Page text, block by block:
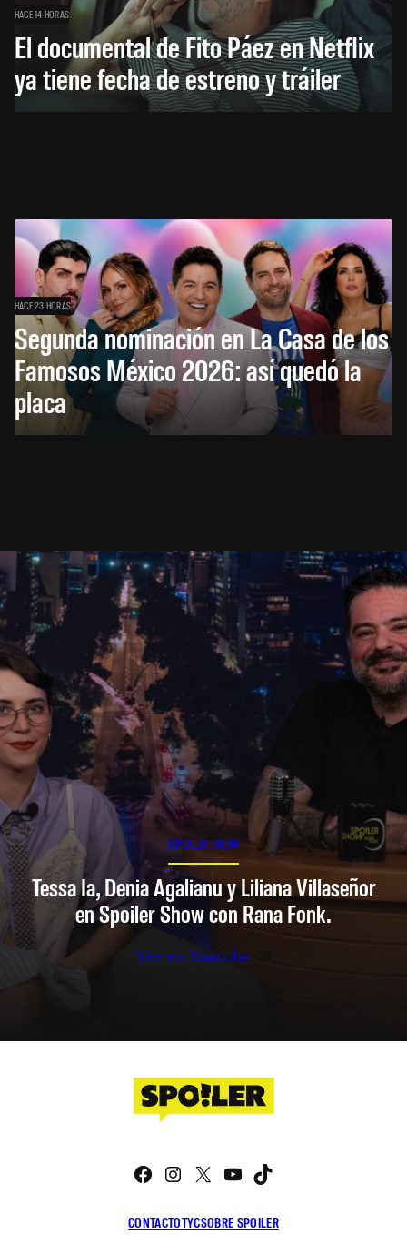
HACE 14 HORAS
El documental de Fito Páez en Netflix
ya tiene fecha de estreno y tráiler
HACE 23 HORAS
Segunda nominación en La Casa de los
Famosos México 2026: así quedó la
placa
SPOILER SHOW
Tessa Ia, Denia Agalianu y Liliana Villaseñor
en Spoiler Show con Rana Fonk.
Ver en Youtube
CONTACTOTYCSOBRE SPOILER
Facebook
Instagram
X YouTube